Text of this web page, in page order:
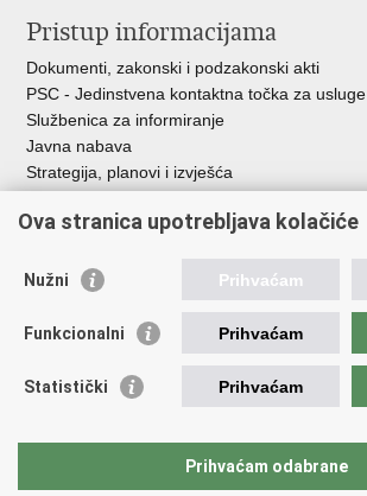
Pristup informacijama
Dokumenti, zakonski i podzakonski akti
PSC - Jedinstvena kontaktna točka za usluge
Službenica za informiranje
Javna nabava
Strategija, planovi i izvješća
Korisne poveznice
Vlada RH
ASOO
CARNET
Ova stranica upotrebljava kolačiće
Nužni Prihvaćam
Funkcionalni Prihvaćam
Statistički Prihvaćam
Prihvaćam odabrane